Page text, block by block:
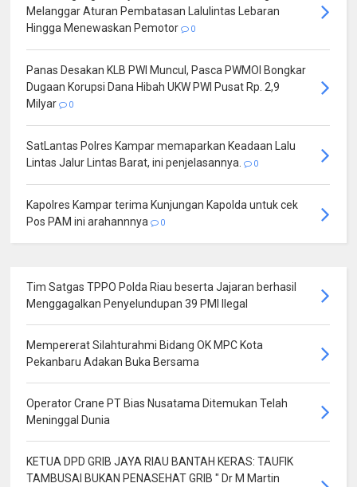
Melanggar Aturan Pembatasan Lalulintas Lebaran
Hingga Menewaskan Pemotor
0
Panas Desakan KLB PWI Muncul, Pasca PWMOI Bongkar
Dugaan Korupsi Dana Hibah UKW PWI Pusat Rp. 2,9
Milyar
0
SatLantas Polres Kampar memaparkan Keadaan Lalu
Lintas Jalur Lintas Barat, ini penjelasannya.
0
Kapolres Kampar terima Kunjungan Kapolda untuk cek
Pos PAM ini arahannnya
0
Tim Satgas TPPO Polda Riau beserta Jajaran berhasil
Menggagalkan Penyelundupan 39 PMI Ilegal
Mempererat Silahturahmi Bidang OK MPC Kota
Pekanbaru Adakan Buka Bersama
Operator Crane PT Bias Nusatama Ditemukan Telah
Meninggal Dunia
KETUA DPD GRIB JAYA RIAU BANTAH KERAS: TAUFIK
TAMBUSAI BUKAN PENASEHAT GRIB " Dr M Martin